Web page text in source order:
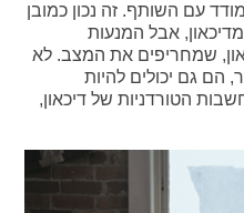
עם השותף. זה נכון כמובן
אבל המנעות
שמחריפים את המצב. לא
הם גם יכולים להיות
הטורדניות של דיכאון,